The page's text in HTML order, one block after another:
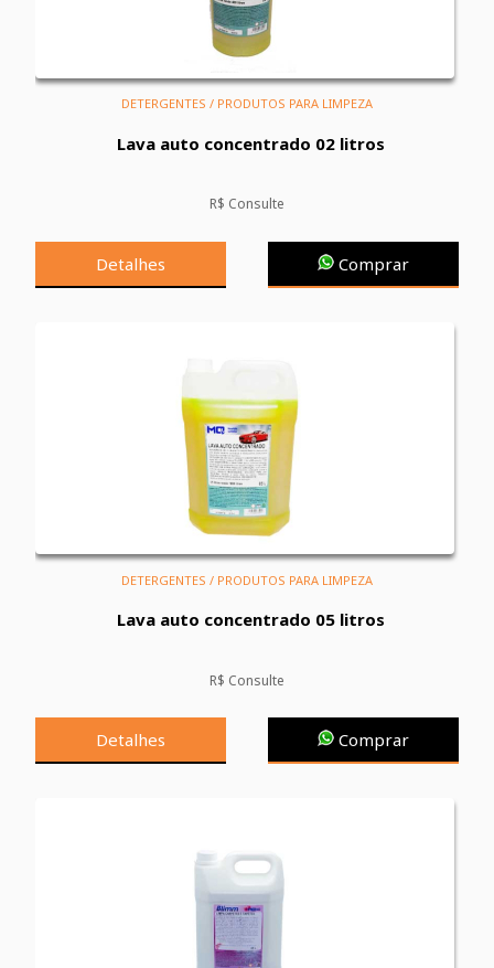
DETERGENTES / PRODUTOS PARA LIMPEZA
Lava auto concentrado 02 litros
R$ Consulte
Detalhes Comprar
DETERGENTES / PRODUTOS PARA LIMPEZA
Lava auto concentrado 05 litros
R$ Consulte
Detalhes Comprar